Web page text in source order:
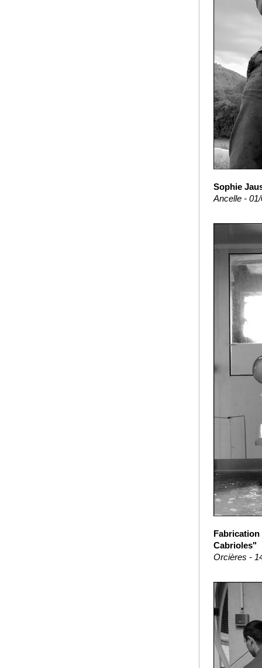
Sophie
Ancelle -
Fabrication
Cabrioles"
Orcières -